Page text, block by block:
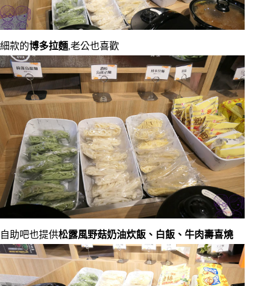
細款的博多拉麵,老公也喜歡
自助吧也提供松露風野菇奶油炊飯、白飯、牛肉壽喜燒